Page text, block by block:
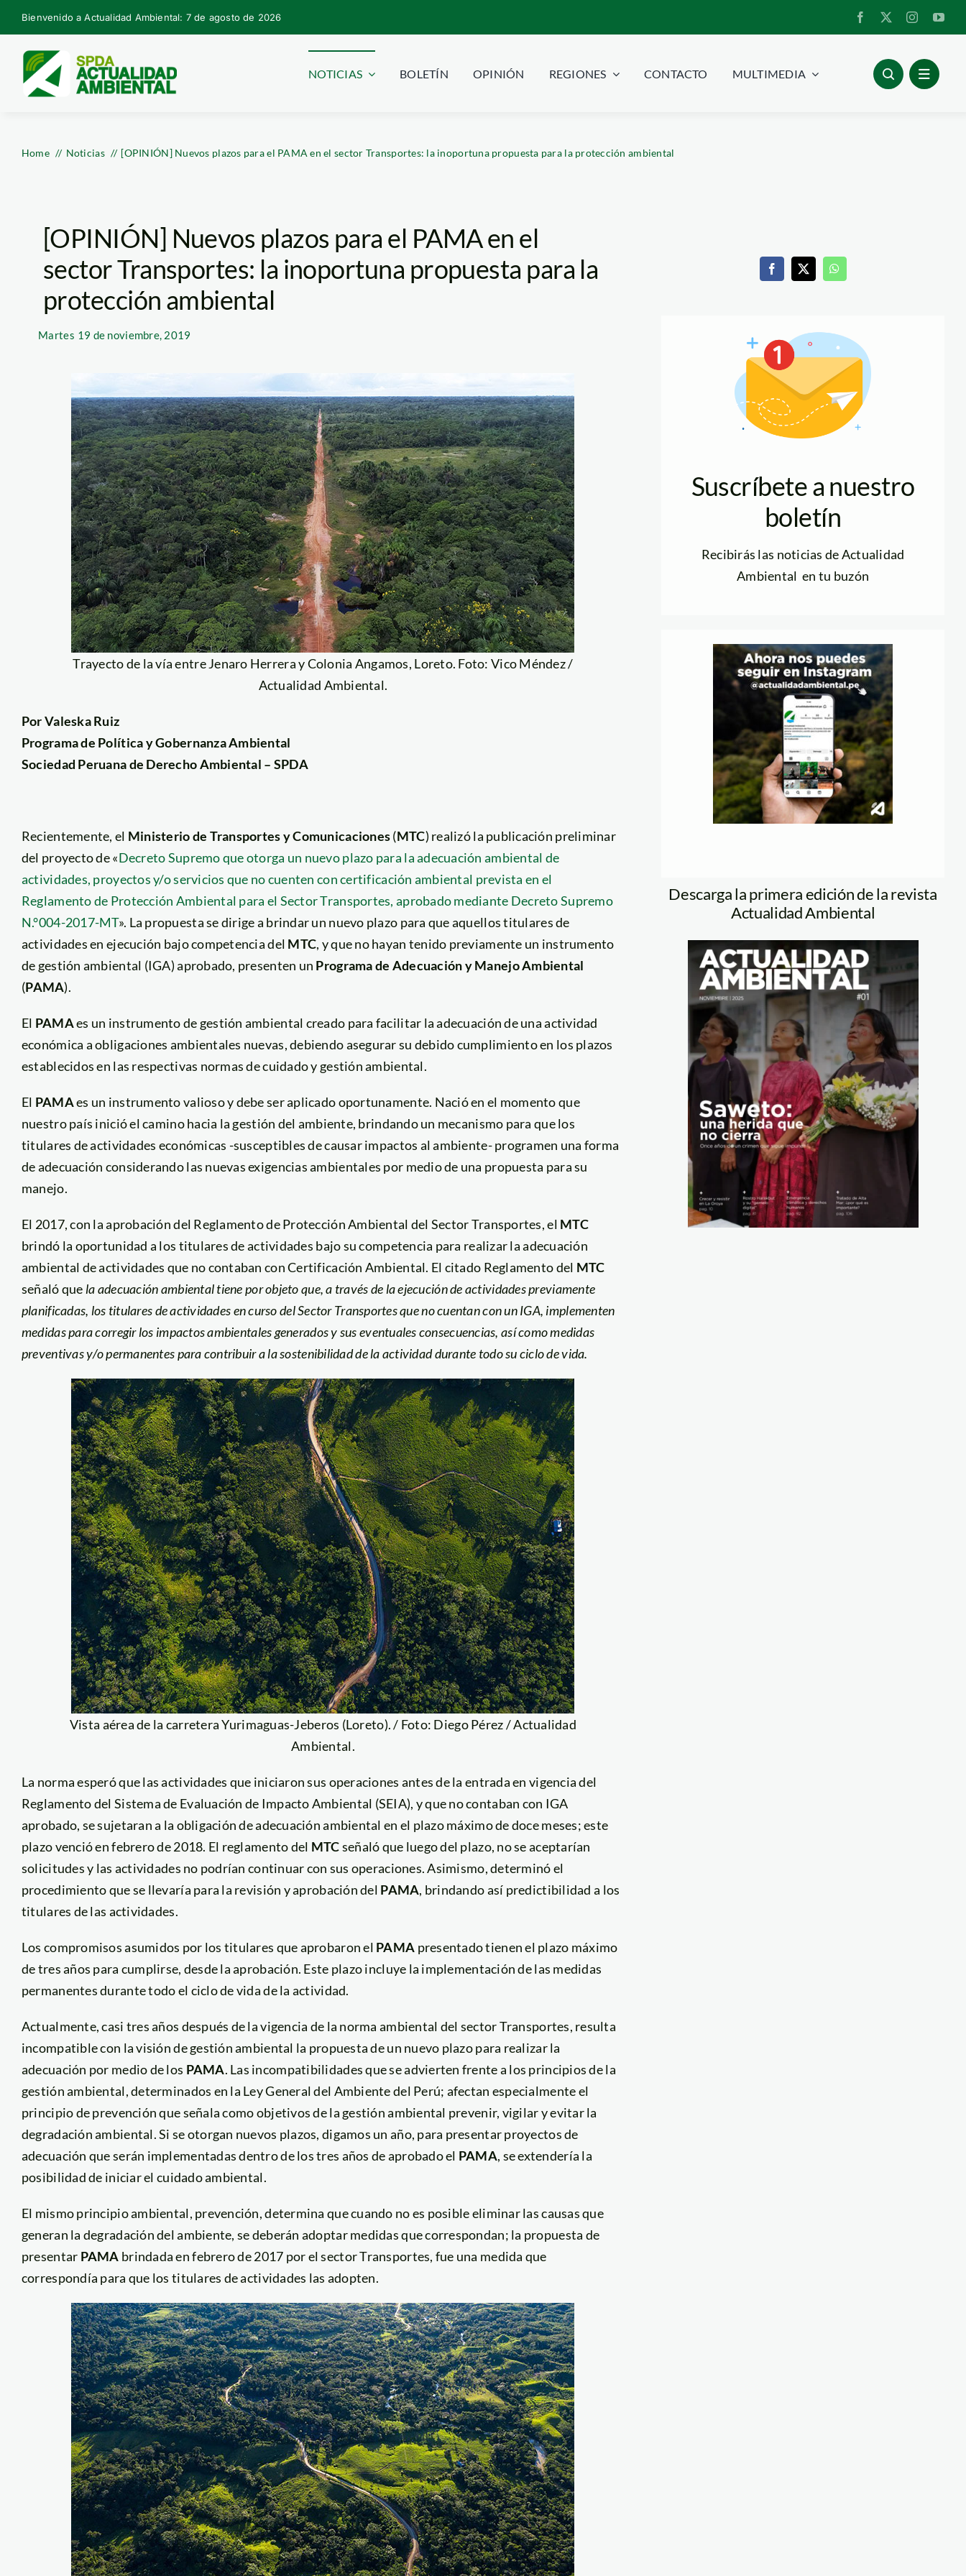
Skip
to
content
Bienvenido a Actualidad Ambiental: 7 de agosto de 2026
NOTICIAS BOLETÍN OPINIÓN REGIONES CONTACTO MULTIMEDIA
Home Noticias [OPINIÓN] Nuevos plazos para el PAMA en el sector Transportes: la inoportuna propuesta para la protección ambiental
[OPINIÓN] Nuevos plazos para el PAMA en el
sector Transportes: la inoportuna propuesta para la
protección ambiental
Martes 19 de noviembre, 2019
Trayecto de la vía entre Jenaro Herrera y Colonia Angamos, Loreto. Foto: Vico Méndez /
Actualidad Ambiental.
Por Valeska Ruiz
Programa de Política y Gobernanza Ambiental
Sociedad Peruana de Derecho Ambiental – SPDA
Recientemente, el Ministerio de Transportes y Comunicaciones(MTC) realizó la publicación preliminar
del proyecto de «Decreto Supremo que otorga un nuevo plazo para la adecuación ambiental de
actividades, proyectos y/o servicios que no cuenten con certificación ambiental prevista en el
Reglamento de Protección Ambiental para el Sector Transportes, aprobado mediante Decreto Supremo
N.°004-2017-MT». La propuesta se dirige a brindar un nuevo plazo para que aquellos titulares de
actividades en ejecución bajo competencia del MTC, y que no hayan tenido previamente un instrumento
de gestión ambiental (IGA) aprobado, presenten un Programa de Adecuación y Manejo Ambiental
(PAMA).
El PAMAes un instrumento de gestión ambiental creado para facilitar la adecuación de una actividad
económica a obligaciones ambientales nuevas, debiendo asegurar su debido cumplimiento en los plazos
establecidos en las respectivas normas de cuidado y gestión ambiental.
El PAMAes un instrumento valioso y debe ser aplicado oportunamente. Nació en el momento que
nuestro país inició el camino hacia la gestión del ambiente, brindando un mecanismo para que los
titulares de actividades económicas -susceptibles de causar impactos al ambiente- programen una forma
de adecuación considerando las nuevas exigencias ambientales por medio de una propuesta para su
manejo.
El 2017, con la aprobación del Reglamento de Protección Ambiental del Sector Transportes, el MTC
brindó la oportunidad a los titulares de actividades bajo su competencia para realizar la adecuación
ambiental de actividades que no contaban con Certificación Ambiental. El citado Reglamento del MTC
señaló que la adecuación ambiental tiene por objeto que, a través de la ejecución de actividades previamente
planificadas, los titulares de actividades en curso del Sector Transportes que no cuentan con un IGA, implementen
medidas para corregir los impactos ambientales generados y sus eventuales consecuencias, así como medidas
preventivas y/o permanentes para contribuir a la sostenibilidad de la actividad durante todo su ciclo de vida.
Vista aérea de la carretera Yurimaguas-Jeberos (Loreto). / Foto: Diego Pérez / Actualidad
Ambiental.
La norma esperó que las actividades que iniciaron sus operaciones antes de la entrada en vigencia del
Reglamento del Sistema de Evaluación de Impacto Ambiental (SEIA), y que no contaban con IGA
aprobado, se sujetaran a la obligación de adecuación ambiental en el plazo máximo de doce meses; este
plazo venció en febrero de 2018. El reglamento del MTCseñaló que luego del plazo, no se aceptarían
solicitudes y las actividades no podrían continuar con sus operaciones. Asimismo, determinó el
procedimiento que se llevaría para la revisión y aprobación del PAMA, brindando así predictibilidad a los
titulares de las actividades.
Los compromisos asumidos por los titulares que aprobaron el PAMA presentado tienen el plazo máximo
de tres años para cumplirse, desde la aprobación. Este plazo incluye la implementación de las medidas
permanentes durante todo el ciclo de vida de la actividad.
Actualmente, casi tres años después de la vigencia de la norma ambiental del sector Transportes, resulta
incompatible con la visión de gestión ambiental la propuesta de un nuevo plazo para realizar la
adecuación por medio de los PAMA. Las incompatibilidades que se advierten frente a los principios de la
gestión ambiental, determinados en la Ley General del Ambiente del Perú; afectan especialmente el
principio de prevención que señala como objetivos de la gestión ambiental prevenir, vigilar y evitar la
degradación ambiental. Si se otorgan nuevos plazos, digamos un año, para presentar proyectos de
adecuación que serán implementadas dentro de los tres años de aprobado el PAMA, se extendería la
posibilidad de iniciar el cuidado ambiental.
El mismo principio ambiental, prevención, determina que cuando no es posible eliminar las causas que
generan la degradación del ambiente, se deberán adoptar medidas que correspondan; la propuesta de
presentar PAMA brindada en febrero de 2017 por el sector Transportes, fue una medida que
correspondía para que los titulares de actividades las adopten.
Suscríbete a nuestro
boletín
Recibirás las noticias de Actualidad
Ambiental en tu buzón
Descarga la primera edición de la revista
Actualidad Ambiental